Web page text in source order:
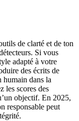
de clarté et de ton
Si vous
adapté à votre
des écrits de
humain dans la
les scores des
objectif. En 2025,
responsable peut